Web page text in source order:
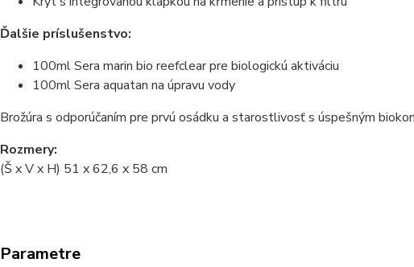
Ďalšie príslušenstvo:
100ml Sera marin bio reefclear pre biologickú aktiváciu
100ml Sera aquatan na úpravu vody
Brožúra s odporúčaním pre prvú osádku a starostlivosť s úspešným
Rozmery:
(Š x V x H) 51 x 62,6 x 58 cm
Parametre